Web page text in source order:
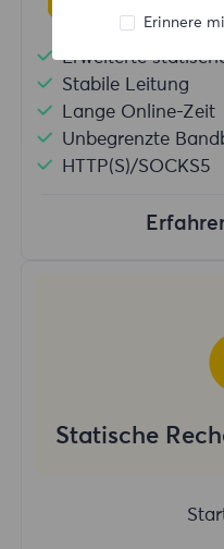
Erweiterte
Stabile Leitung
Lange Online-Zeit
Unbegrenzte
HTTP(S)/SOCKS5
Statische
Erinnere